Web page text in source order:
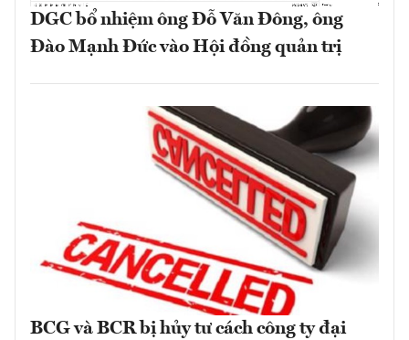
DGC bổ nhiệm ông Đỗ Văn Đông, ông
Đào Mạnh Đức vào Hội đồng quản trị
BCG và BCR bị hủy tư cách công ty đại